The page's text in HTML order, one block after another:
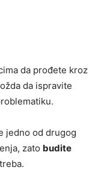
da prođete kroz
da ispravite
jedno od drugog
zato budite